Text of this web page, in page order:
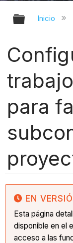
Inicio
para
EN
Esta página
disponible en el
acceso a las